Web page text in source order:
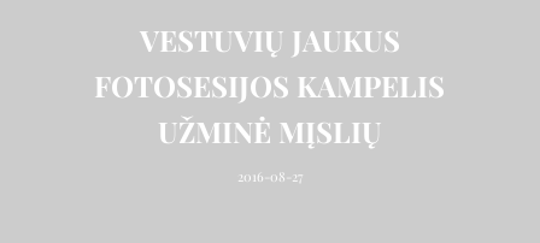
VESTUVIŲ JAUKUS
FOTOSESIJOS KAMPELIS
UŽMINĖ MĮSLIŲ
2016-08-27